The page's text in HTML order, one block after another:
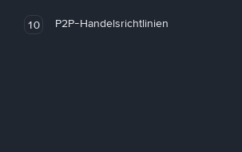
10 P2P-Handelsrichtlinien